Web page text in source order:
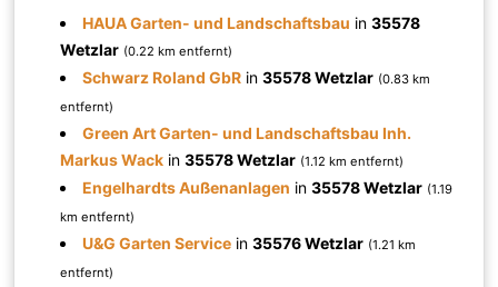
HAUA Garten- und Landschaftsbau in35578
Wetzlar (0.22 km entfernt)
Schwarz Roland GbR in35578 Wetzlar (0.83 km
entfernt)
Green Art Garten- und Landschaftsbau Inh.
Markus Wack in35578 Wetzlar (1.12 km entfernt)
Engelhardts Außenanlagen in35578 Wetzlar (1.19
km entfernt)
U&G Garten Service in35576 Wetzlar (1.21 km
entfernt)